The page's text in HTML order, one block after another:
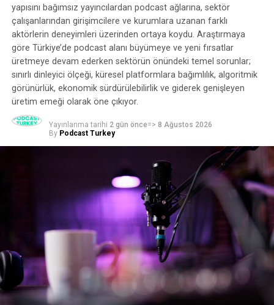
yapısını bağımsız yayıncılardan podcast ağlarına, sektör
çalışanlarından girişimcilere ve kurumlara uzanan farklı
aktörlerin deneyimleri üzerinden ortaya koydu. Araştırmaya
göre Türkiye’de podcast alanı büyümeye ve yeni fırsatlar
üretmeye devam ederken sektörün önündeki temel sorunlar;
sınırlı dinleyici ölçeği, küresel platformlara bağımlılık, algoritmik
görünürlük, ekonomik sürdürülebilirlik ve giderek genişleyen
üretim emeği olarak öne çıkıyor.
Yayınlanma tarihi 2 gün önce=> 8 Ağustos 2026
By Podcast Turkey